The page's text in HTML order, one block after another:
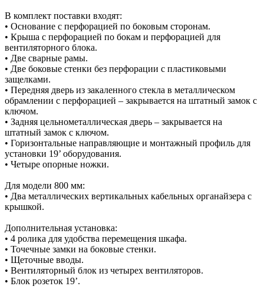
В комплект поставки входят:
• Основание с перфорацией по боковым сторонам.
• Крыша с перфорацией по бокам и перфорацией для
вентиляторного блока.
• Две сварные рамы.
• Две боковые стенки без перфорации с пластиковыми
защелками.
• Передняя дверь из закаленного стекла в металлическом
обрамлении с перфорацией – закрывается на штатный замок с
ключом.
• Задняя цельнометаллическая дверь – закрывается на
штатный замок с ключом.
• Горизонтальные направляющие и монтажный профиль для
установки 19’ оборудования.
• Четыре опорные ножки.
Для модели 800 мм:
• Два металлических вертикальных кабельных органайзера с
крышкой.
Дополнительная установка:
• 4 ролика для удобства перемещения шкафа.
• Точечные замки на боковые стенки.
• Щеточные вводы.
• Вентиляторный блок из четырех вентиляторов.
• Блок розеток 19’.